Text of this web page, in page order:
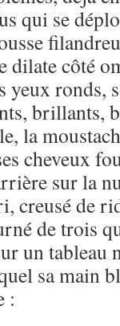
qui se
dilate côté
yeux ronds,
brillants,
la
cheveux
sur la
creusé de
de trois
un
sa main
: